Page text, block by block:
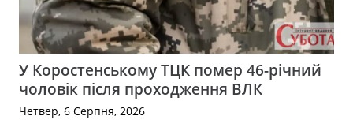
У Коростенському ТЦК помер 46-річний
чоловік після проходження ВЛК
Четвер, 6 Серпня, 2026